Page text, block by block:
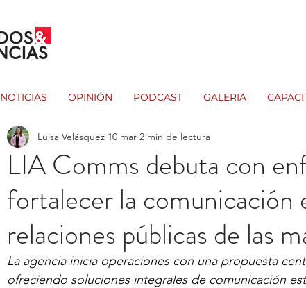
NOTICIAS OPINIÓN PODCAST GALERIA
LIA Comms debuta con
fortalecer la comunicación
relaciones públicas de las
Luisa Velásquez 10 mar 2 min de lectura
La agencia inicia operaciones con una propuesta
ofreciendo soluciones integrales de comunicación